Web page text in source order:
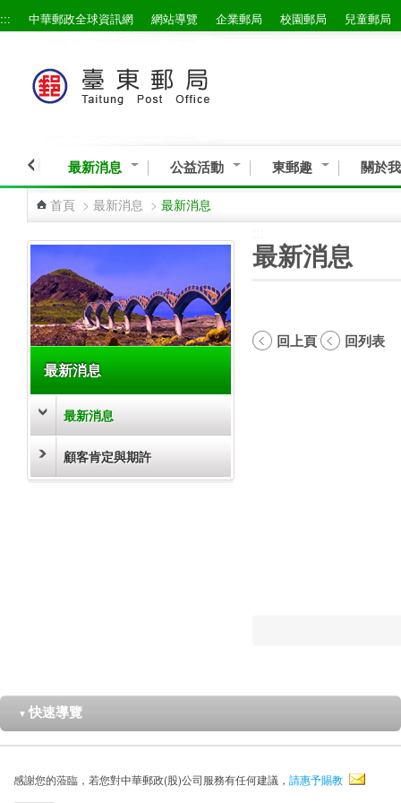
跳到主要內容區塊
::: 中華郵政全球資訊網 網站導覽 企業郵局 校園郵局 兒童郵局
最新消息 公益活動 東郵趣 關於
首頁 > 最新消息 > 最新消息
最新消息
最新消息
顧客肯定與期許
最新消息
回上頁 回列表
▼ 快速導覽
感謝您的蒞臨，若您對中華郵政(股)公司服務有任何建議， 請惠予賜教